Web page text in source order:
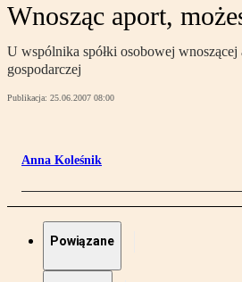
Wnosząc aport,
U wspólnika spółki osobowej wnoszącej
gospodarczej
Publikacja: 25.06.2007 08:00
Anna Koleśnik
Powiązane